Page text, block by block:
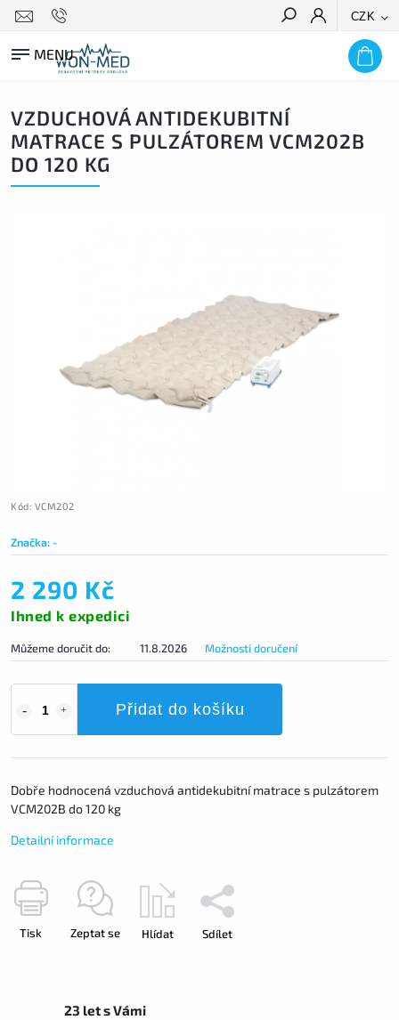
CZK
HLEDAT
VZDUCHOVÁ ANTIDEKUBITNÍ
MATRACE S PULZÁTOREM VCM202B
DO 120 KG
Kód: VCM202
Značka:-
2 290 Kč
Ihned k expedici
Můžeme doručit do: 11.8.2026 Možnosti doručení
Přidat do košíku
Dobře hodnocená vzduchová antidekubitní matrace s pulzátorem
VCM202B do 120 kg
Detailní informace
Tisk Zeptat se Hlídat Sdílet
23 let s Vámi